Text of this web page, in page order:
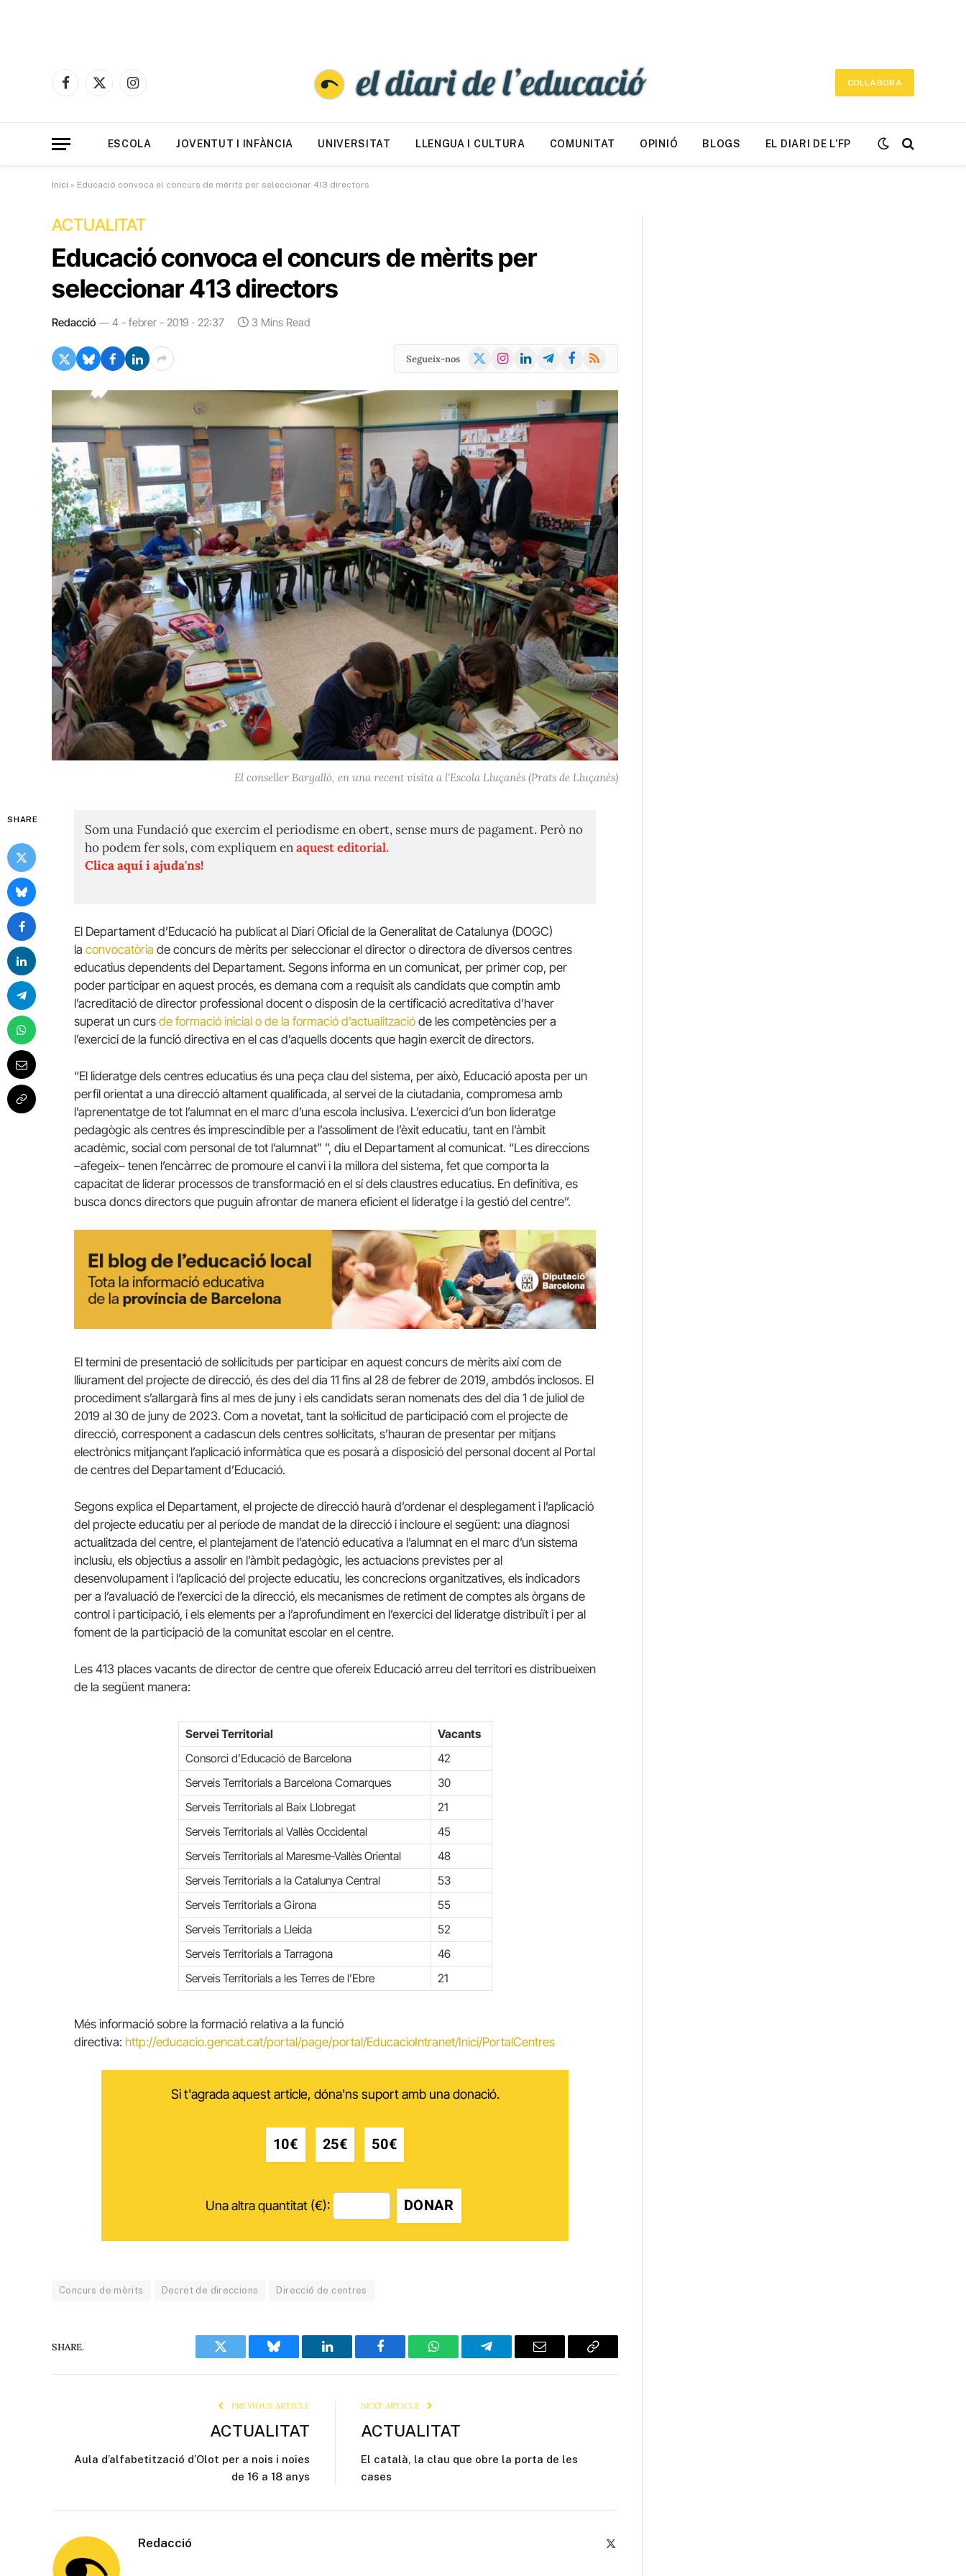
Facebook
X
Instagram
COL·LABORA
ESCOLA JOVENTUT I INFÀNCIA UNIVERSITAT LLENGUA I CULTURA COMUNITAT OPINIÓ BLOGS EL DIARI DE L’FP
Inici » Educació convoca el concurs de mèrits per seleccionar 413 directors
ACTUALITAT
Educació convoca el concurs de mèrits per
seleccionar 413 directors
Redacció 4 - febrer - 2019 · 22:37 3 Mins Read
Segueix-nos
X
Instagram
LinkedInTelegramFacebook
RSS
El conseller Bargalló, en una recent visita a l'Escola Lluçanès (Prats de Lluçanès)
SHARE
Som una Fundació que exercim el periodisme en obert, sense murs de pagament. Però no
ho podem fer sols, com expliquem enaquest editorial.
Clica aquí i ajuda'ns!
El Departament d’Educació ha publicat al Diari Oficial de la Generalitat de Catalunya (DOGC)
la convocatòria de concurs de mèrits per seleccionar el director o directora de diversos centres
educatius dependents del Departament. Segons informa en un comunicat, per primer cop, per
poder participar en aquest procés, es demana com a requisit als candidats que comptin amb
l’acreditació de director professional docent o disposin de la certificació acreditativa d’haver
superat un curs de formació inicial o de la formació d’actualització de les competències per a
l’exercici de la funció directiva en el cas d’aquells docents que hagin exercit de directors.
“El lideratge dels centres educatius és una peça clau del sistema, per això, Educació aposta per un
perfil orientat a una direcció altament qualificada, al servei de la ciutadania, compromesa amb
l’aprenentatge de tot l’alumnat en el marc d’una escola inclusiva. L’exercici d’un bon lideratge
pedagògic als centres és imprescindible per a l’assoliment de l’èxit educatiu, tant en l’àmbit
acadèmic, social com personal de tot l’alumnat” ”, diu el Departament al comunicat. “Les direccions
–afegeix– tenen l’encàrrec de promoure el canvi i la millora del sistema, fet que comporta la
capacitat de liderar processos de transformació en el sí dels claustres educatius. En definitiva, es
busca doncs directors que puguin afrontar de manera eficient el lideratge i la gestió del centre”.
El termini de presentació de sol·licituds per participar en aquest concurs de mèrits així com de
lliurament del projecte de direcció, és des del dia 11 fins al 28 de febrer de 2019, ambdós inclosos. El
procediment s’allargarà fins al mes de juny i els candidats seran nomenats des del dia 1 de juliol de
2019 al 30 de juny de 2023. Com a novetat, tant la sol·licitud de participació com el projecte de
direcció, corresponent a cadascun dels centres sol·licitats, s’hauran de presentar per mitjans
electrònics mitjançant l’aplicació informàtica que es posarà a disposició del personal docent al Portal
de centres del Departament d’Educació.
Segons explica el Departament, el projecte de direcció haurà d’ordenar el desplegament i l’aplicació
del projecte educatiu per al període de mandat de la direcció i incloure el següent: una diagnosi
actualitzada del centre, el plantejament de l’atenció educativa a l’alumnat en el marc d’un sistema
inclusiu, els objectius a assolir en l’àmbit pedagògic, les actuacions previstes per al
desenvolupament i l’aplicació del projecte educatiu, les concrecions organitzatives, els indicadors
per a l’avaluació de l’exercici de la direcció, els mecanismes de retiment de comptes als òrgans de
control i participació, i els elements per a l’aprofundiment en l’exercici del lideratge distribuït i per al
foment de la participació de la comunitat escolar en el centre.
Les 413 places vacants de director de centre que ofereix Educació arreu del territori es distribueixen
de la següent manera:
Servei Territorial
Vacants
Consorci d’Educació de Barcelona
42
Serveis Territorials a Barcelona Comarques
30
Serveis Territorials al Baix Llobregat
21
Serveis Territorials al Vallès Occidental
45
Serveis Territorials al Maresme-Vallès Oriental
48
Serveis Territorials a la Catalunya Central
53
Serveis Territorials a Girona
55
Serveis Territorials a Lleida
52
Serveis Territorials a Tarragona
46
Serveis Territorials a les Terres de l’Ebre
21
Més informació sobre la formació relativa a la funció
directiva: http://educacio.gencat.cat/portal/page/portal/EducacioIntranet/Inici/PortalCentres
Si t'agrada aquest article, dóna'ns suport amb una donació.
10€ 25€ 50€
Una altra quantitat (€): DONAR
Concurs de mèrits Decret de direccions Direcció de centres
SHARE.
Twitter Bluesky LinkedIn Facebook WhatsAppTelegram Email
Copy
PREVIOUS ARTICLE
ACTUALITAT
Aula d’alfabetització d’Olot per a nois i noies
de 16 a 18 anys
NEXT ARTICLE
ACTUALITAT
El català, la clau que obre la porta de les
cases
Redacció